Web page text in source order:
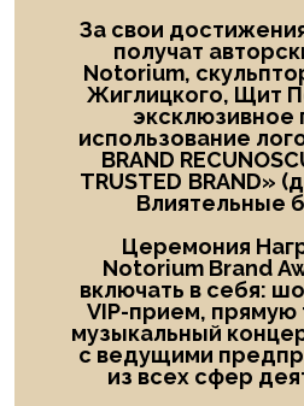
За свои
получат
Notorium,
Жиглицкого, Щит
эксклюзивное
использование
BRAND
TRUSTED BRAND»
Влиятельные
Церемония
Notorium Brand
включать в себя:
VIP-прием, прямую
музыкальный
с ведущими
из всех сфер